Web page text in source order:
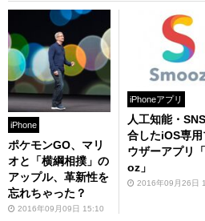
iPhone
ポケモンGO、マリ
オと「横綱相撲」の
アップル、革新性を
忘れちゃった？
2016年09月09日 15:10
iPhoneアプリ
人工知能・
合したiOS専用
ウザーアプリ
oz」
2016年09月26日